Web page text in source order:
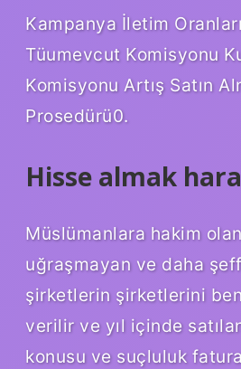
Kampanya İletim
Tüumevcut Komisyonu
Komisyonu Artış Satın
Prosedürü0.
Hisse almak
Müslümanlara hakim
uğraşmayan ve daha
şirketlerin şirketlerini
verilir ve yıl içinde
konusu ve suçluluk